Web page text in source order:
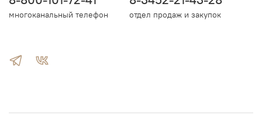
многоканальный телефон отдел продаж и закупок